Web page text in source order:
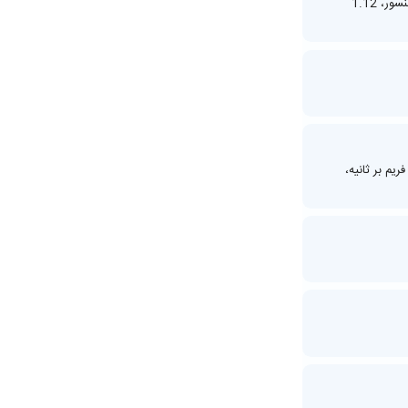
8K با سرعت 24 و 30 فریم بر ثانیه ،4K با سرعت 30 و 60 و 120 فریم بر ثانیه ،1080p با سرعت 30/60/240 فریم بر ثانیه، 1080p با سرعت 960/ 30/60/240 فریم بر ثانیه،